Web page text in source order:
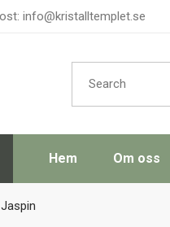
info@kristalltemplet.se
Search
for:
Hem Om oss